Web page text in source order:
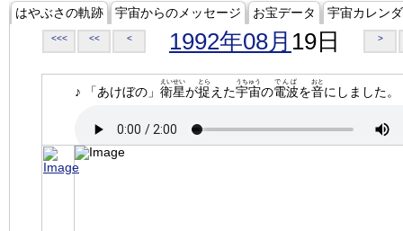
はやぶさの軌跡 宇宙からのメッセージ お宝データ 宇宙カレン
<<< << < 1992年08月 19日 >
♪ 「あけぼの」 衛星
えいせい
が捉
とら
えた宇宙
うちゅう
の電波
でんぱ
を音
おと
にしました。